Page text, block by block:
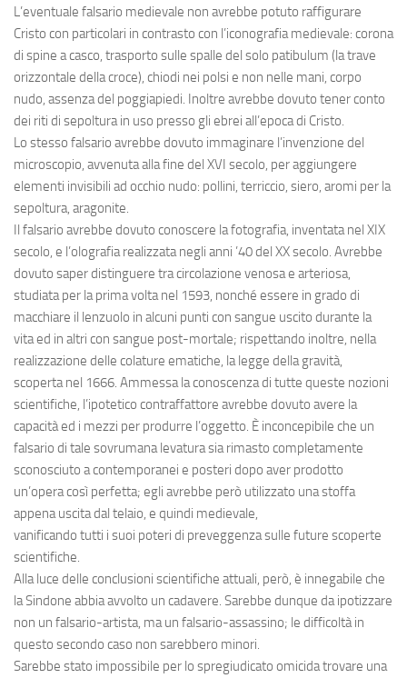
L’eventuale falsario medievale non avrebbe potuto raffigurare
Cristo con particolari in contrasto con l’iconografia medievale: corona
di spine a casco, trasporto sulle spalle del solo patibulum (la trave
orizzontale della croce), chiodi nei polsi e non nelle mani, corpo
nudo, assenza del poggiapiedi. Inoltre avrebbe dovuto tener conto
dei riti di sepoltura in uso presso gli ebrei all’epoca di Cristo.
Lo stesso falsario avrebbe dovuto immaginare l’invenzione del
microscopio, avvenuta alla fine del XVI secolo, per aggiungere
elementi invisibili ad occhio nudo: pollini, terriccio, siero, aromi per la
sepoltura, aragonite.
Il falsario avrebbe dovuto conoscere la fotografia, inventata nel XIX
secolo, e l’olografia realizzata negli anni ’40 del XX secolo. Avrebbe
dovuto saper distinguere tra circolazione venosa e arteriosa,
studiata per la prima volta nel 1593, nonché essere in grado di
macchiare il lenzuolo in alcuni punti con sangue uscito durante la
vita ed in altri con sangue post-mortale; rispettando inoltre, nella
realizzazione delle colature ematiche, la legge della gravità,
scoperta nel 1666. Ammessa la conoscenza di tutte queste nozioni
scientifiche, l’ipotetico contraffattore avrebbe dovuto avere la
capacità ed i mezzi per produrre l’oggetto. È inconcepibile che un
falsario di tale sovrumana levatura sia rimasto completamente
sconosciuto a contemporanei e posteri dopo aver prodotto
un’opera così perfetta; egli avrebbe però utilizzato una stoffa
appena uscita dal telaio, e quindi medievale,
vanificando tutti i suoi poteri di preveggenza sulle future scoperte
scientifiche.
Alla luce delle conclusioni scientifiche attuali, però, è innegabile che
la Sindone abbia avvolto un cadavere. Sarebbe dunque da ipotizzare
non un falsario-artista, ma un falsario-assassino; le difficoltà in
questo secondo caso non sarebbero minori.
Sarebbe stato impossibile per lo spregiudicato omicida trovare una